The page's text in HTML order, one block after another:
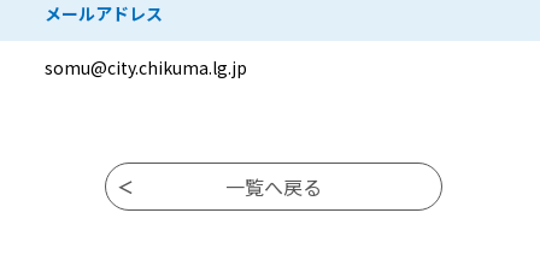
メールアドレス
somu@city.chikuma.lg.jp